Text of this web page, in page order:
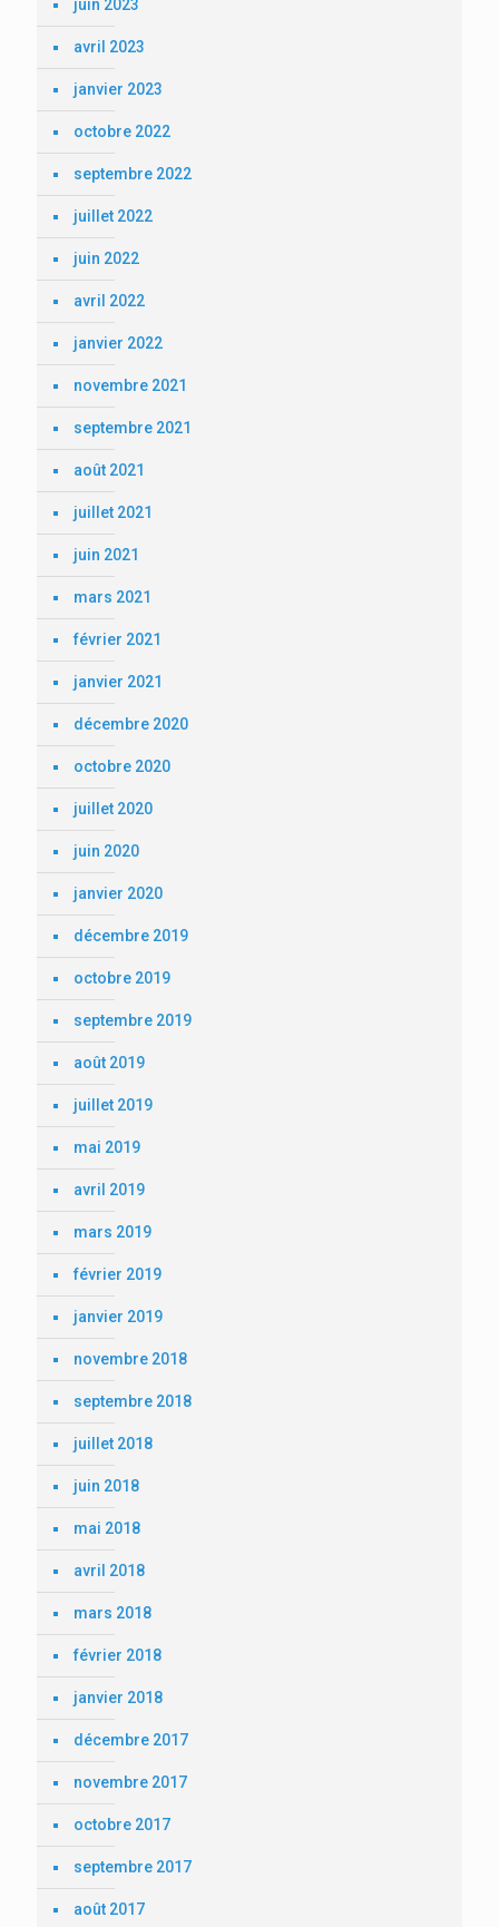
juin 2023
avril 2023
janvier 2023
octobre 2022
septembre 2022
juillet 2022
juin 2022
avril 2022
janvier 2022
novembre 2021
septembre 2021
août 2021
juillet 2021
juin 2021
mars 2021
février 2021
janvier 2021
décembre 2020
octobre 2020
juillet 2020
juin 2020
janvier 2020
décembre 2019
octobre 2019
septembre 2019
août 2019
juillet 2019
mai 2019
avril 2019
mars 2019
février 2019
janvier 2019
novembre 2018
septembre 2018
juillet 2018
juin 2018
mai 2018
avril 2018
mars 2018
février 2018
janvier 2018
décembre 2017
novembre 2017
octobre 2017
septembre 2017
août 2017